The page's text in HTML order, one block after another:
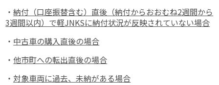
・納付（口座振替含む）直後（納付からおおむね2週間から
3週間以内）で軽JNKSに納付状況が反映されていない場合
・ 中古車の購入直後の場合
・他市町への転出直後の場合
・ 対象車両に過去、未納がある場合